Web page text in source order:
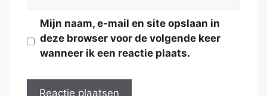
Mijn naam, e-mail en site opslaan in
deze browser voor de volgende keer
wanneer ik een reactie plaats.